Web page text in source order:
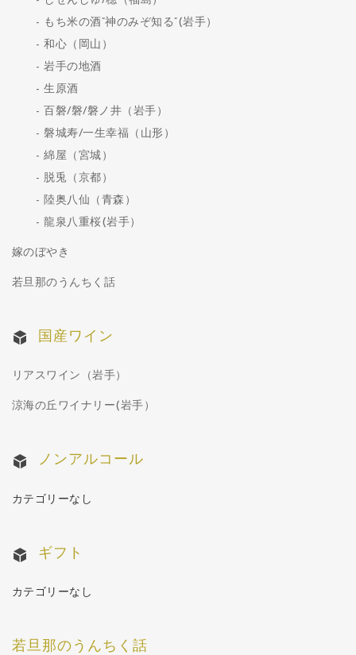
もち米の酒”神のみぞ知る”(岩手）
和心（岡山）
岩手の地酒
生原酒
百磐/磐/磐ノ井（岩手）
磐城寿/一生幸福（山形）
綿屋（宮城）
脱兎（京都）
陸奥八仙（青森）
龍泉八重桜(岩手）
嫁のぼやき
若旦那のうんちく話
国産ワイン
リアスワイン（岩手）
涼海の丘ワイナリー(岩手）
ノンアルコール
カテゴリーなし
ギフト
カテゴリーなし
若旦那のうんちく話